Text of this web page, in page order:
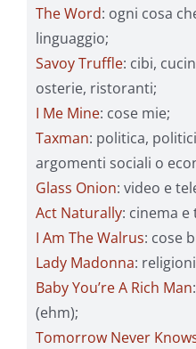
The Word: ogni cosa
linguaggio;
Savoy Truffle: cibi,
osterie, ristoranti;
I Me Mine: cose mie;
Taxman: politica,
argomenti sociali o
Glass Onion: video e
Act Naturally: cinema e
I Am The Walrus: cose
Lady Madonna:
Baby You’re A Rich Man
(ehm);
Tomorrow Never